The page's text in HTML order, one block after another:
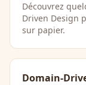
Découvrez
Driven Design
sur papier.
Domain-